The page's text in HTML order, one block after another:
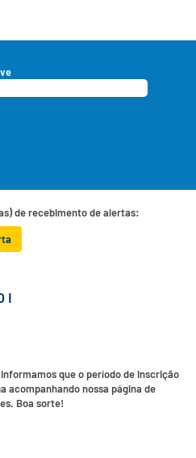
de recebimento de alertas:
I
que o período de inscrição
acompanhando nossa página de
Boa sorte!